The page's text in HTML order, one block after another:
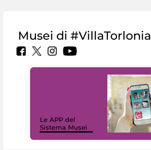
Musei di #VillaTorlonia
Le APP del
Sistema Musei